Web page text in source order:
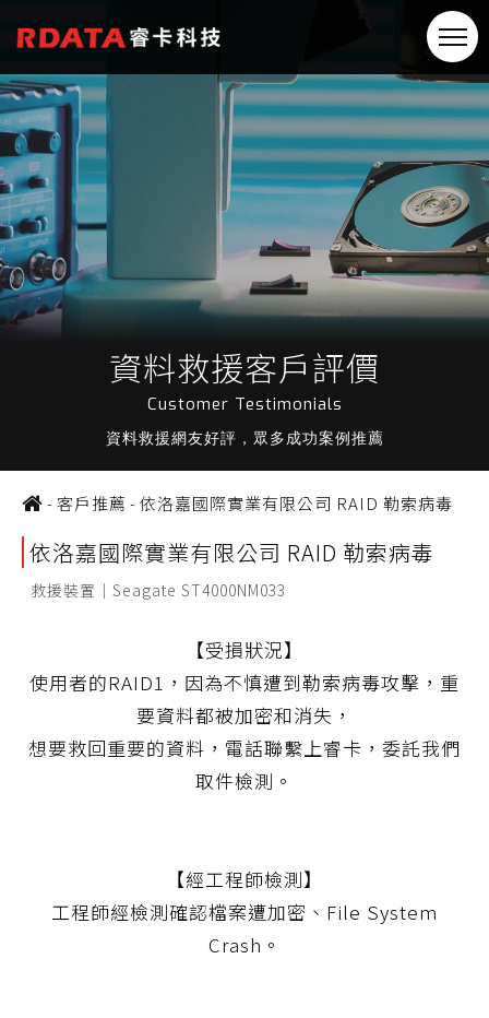
資料救援客戶評價
Customer Testimonials
資料救援網友好評，眾多成功案例推薦
-客戶推薦 -依洛嘉國際實業有限公司 RAID 勒索病毒
依洛嘉國際實業有限公司 RAID 勒索病毒
救援裝置｜Seagate ST4000NM033
【受損狀況】
使用者的RAID1，因為不慎遭到勒索病毒攻擊，重
要資料都被加密和消失，
想要救回重要的資料，電話聯繫上睿卡，委託我們
取件檢測。
【經工程師檢測】
工程師經檢測確認檔案遭加密、File System
Crash。